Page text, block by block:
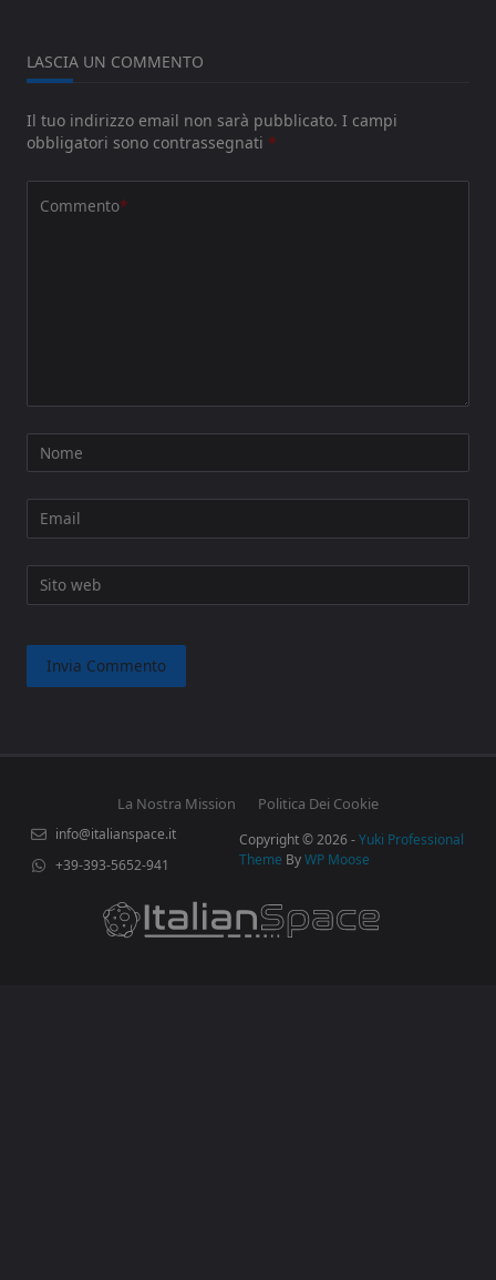
LASCIA UN COMMENTO
Il tuo indirizzo email non sarà pubblicato. I campi
obbligatori sono contrassegnati *
Commento*
Nome
Email
Sito web
La Nostra Mission Politica Dei Cookie
info@italianspace.it
+39-393-5652-941
Copyright © 2026 -Yuki Professional
Theme ByWP Moose